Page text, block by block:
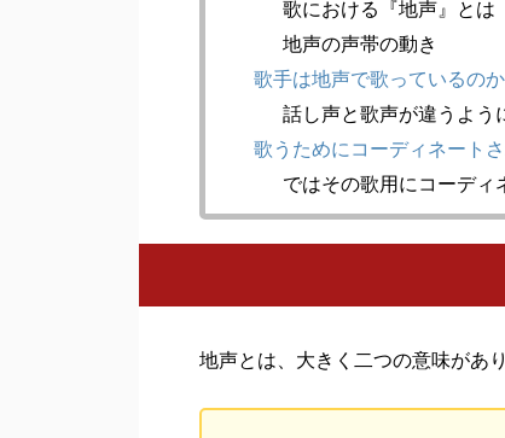
歌における『地声』とは
地声の声帯の動き
歌手は地声で歌っているのか
話し声と歌声が違うよう
歌うためにコーディネート
ではその歌用にコーディ
地声とは、大きく二つの意味があり